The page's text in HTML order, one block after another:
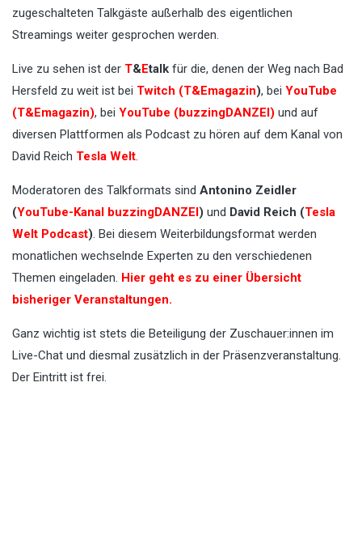
zugeschalteten Talkgäste außerhalb des eigentlichen
Streamings weiter gesprochen werden.
Live zu sehen ist der T&Etalk für die, denen der Weg nach Bad
Hersfeld zu weit ist bei Twitch (T&Emagazin), bei YouTube
(T&Emagazin), bei YouTube (buzzingDANZEI) und auf
diversen Plattformen als Podcast zu hören auf dem Kanal von
David Reich Tesla Welt.
Moderatoren des Talkformats sind Antonino Zeidler
(YouTube-Kanal buzzingDANZEI ) und David Reich (Tesla
Welt Podcast). Bei diesem Weiterbildungsformat werden
monatlichen wechselnde Experten zu den verschiedenen
Themen eingeladen. Hier geht es zu einer Übersicht
bisheriger Veranstaltungen.
Ganz wichtig ist stets die Beteiligung der Zuschauer:innen im
Live-Chat und diesmal zusätzlich in der Präsenzveranstaltung.
Der Eintritt ist frei.